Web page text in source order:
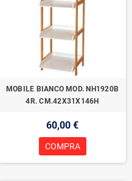
MOBILE BIANCO MOD. NH1920B
4R. CM.42X31X146H
60,00 €
COMPRA